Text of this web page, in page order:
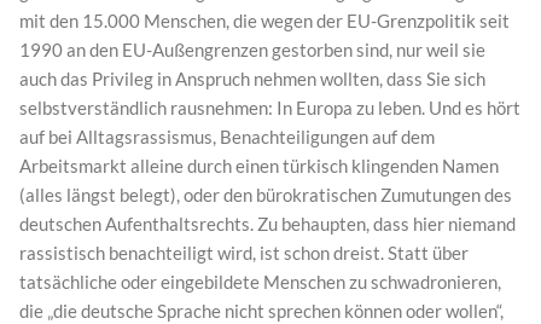
mit den 15.000 Menschen, die wegen der EU-Grenzpolitik seit
1990 an den EU-Außengrenzen gestorben sind, nur weil sie
auch das Privileg in Anspruch nehmen wollten, dass Sie sich
selbstverständlich rausnehmen: In Europa zu leben. Und es hört
auf bei Alltagsrassismus, Benachteiligungen auf dem
Arbeitsmarkt alleine durch einen türkisch klingenden Namen
(alles längst belegt), oder den bürokratischen Zumutungen des
deutschen Aufenthaltsrechts. Zu behaupten, dass hier niemand
rassistisch benachteiligt wird, ist schon dreist. Statt über
tatsächliche oder eingebildete Menschen zu schwadronieren,
die „die deutsche Sprache nicht sprechen können oder wollen“,